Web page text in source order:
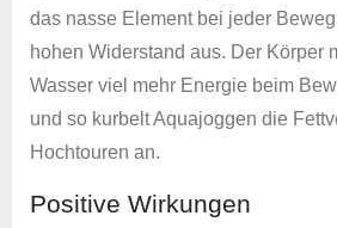
das nasse Element bei jeder
hohen Widerstand aus. Der Körper
Wasser viel mehr Energie beim
und so kurbelt Aquajoggen die
Hochtouren an.
Positive Wirkungen